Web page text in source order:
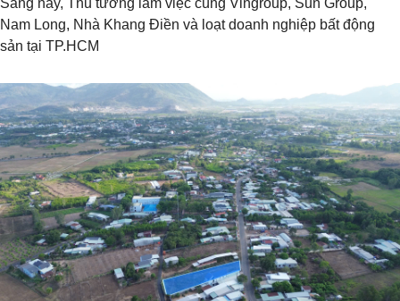
Nam Long, Nhà Khang Điền và loạt doanh nghiệp bất động
sản tại TP.HCM